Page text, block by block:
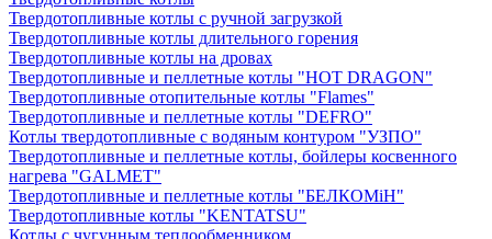
Твердотопливные котлы с ручной загрузкой
Твердотопливные котлы длительного горения
Твердотопливные котлы на дровах
Твердотопливные и пеллетные котлы "HOT DRAGON"
Твердотопливные отопительные котлы "Flames"
Твердотопливные и пеллетные котлы "DEFRO"
Котлы твердотопливные с водяным контуром "УЗПО"
Твердотопливные и пеллетные котлы, бойлеры косвенного
нагрева "GALMET"
Твердотопливные и пеллетные котлы "БЕЛКОМiН"
Твердотопливные котлы "KENTATSU"
Котлы с чугунным теплообменником